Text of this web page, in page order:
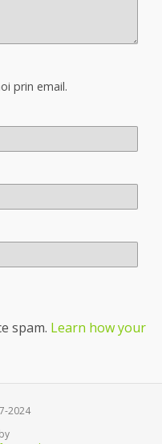
prin email.
spam. Learn how your
2024